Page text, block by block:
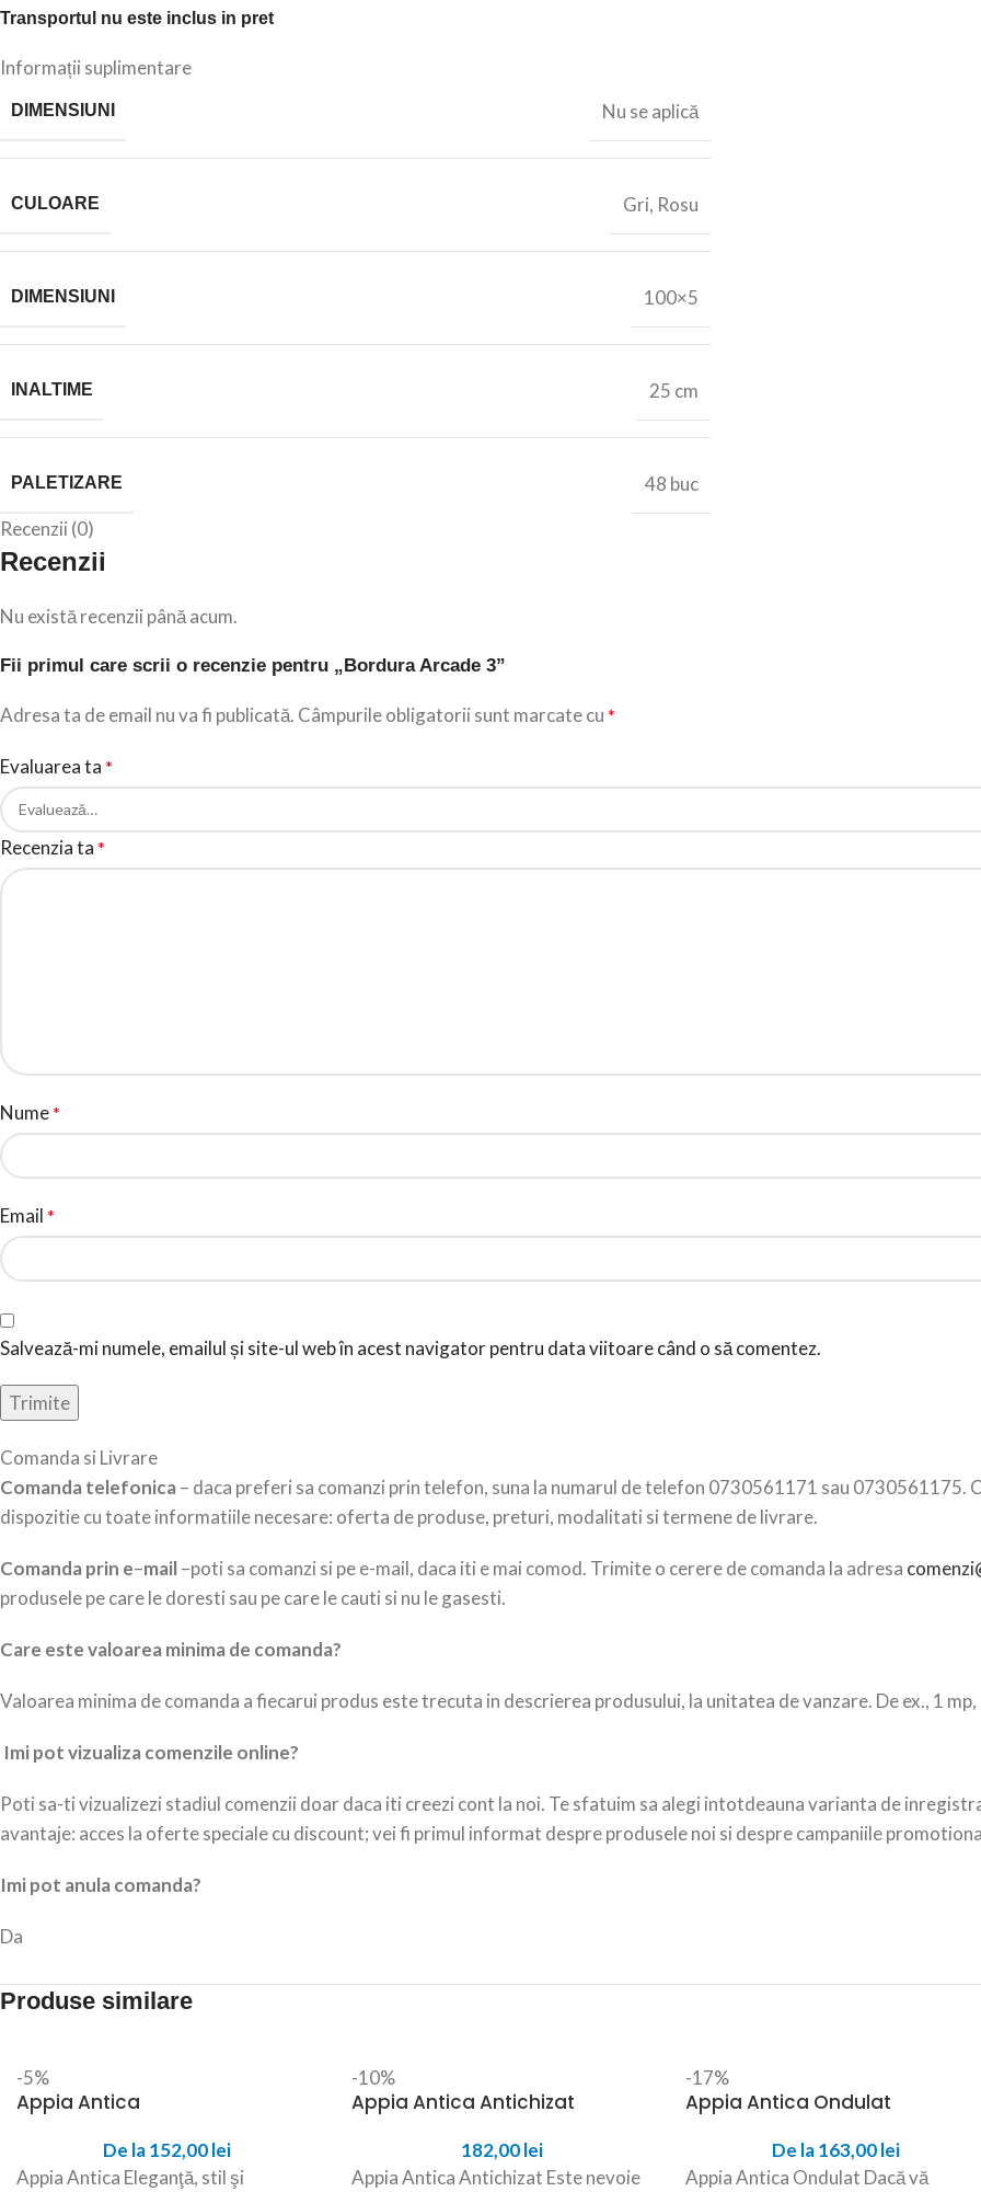
Transportul nu este inclus in pret
Informații suplimentare
DIMENSIUNI Nu se aplică
CULOARE Gri, Rosu
DIMENSIUNI 100×5
INALTIME 25 cm
PALETIZARE
48 buc
Recenzii (0)
Recenzii
Nu există recenzii până acum.
Fii primul care scrii o recenzie pentru „Bordura Arcade 3”
Adresa ta de email nu va fi publicată. Câmpurile obligatorii sunt marcate cu *
Evaluarea ta *
Recenzia ta *
Nume*
Email *
Salvează-mi numele, emailul și site-ul web în acest navigator pentru data viitoare când o să comentez.
Comanda si Livrare
Comanda telefonica– daca preferi sa comanzi prin telefon, suna la numarul de telefon 0730561171 sau 0730561175.
dispozitie cu toate informatiile necesare: oferta de produse, preturi, modalitati si termene de livrare.
Comanda prin e–mail–poti sa comanzi si pe e-mail, daca iti e mai comod. Trimite o cerere de comanda la adresa
produsele pe care le doresti sau pe care le cauti si nu le gasesti.
Care este valoarea minima de comanda?
Valoarea minima de comanda a fiecarui produs este trecuta in descrierea produsului, la unitatea de vanzare. De ex., 1 mp,
Imi pot vizualiza comenzile online?
Poti sa-ti vizualizezi stadiul comenzii doar daca iti creezi cont la noi. Te sfatuim sa alegi intotdeauna varianta de
avantaje: acces la oferte speciale cu discount; vei fi primul informat despre produsele noi si despre campaniile
Imi pot anula comanda?
Da
Produse similare
-5%
Appia Antica
De la152,00lei
Appia Antica Eleganţă, stil şi
-10%
Appia Antica Antichizat
182,00lei
Appia Antica Antichizat Este nevoie
-17%
Appia Antica Ondulat
De la163,00lei
Appia Antica Ondulat Dacă vă